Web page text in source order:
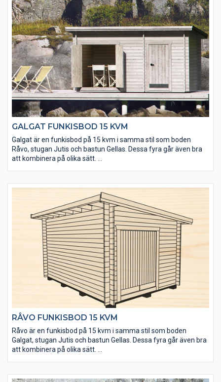
• Virket är av tålig senvuxen fura och rejält dimensionerat
• Robusta takåsar (45×145 mm) för extra bärighet
• Levereras med dubbeldörr
• Fönster och extra timmervarv kan köpas till
• Takpaket med eller utan shingel kan köpas till
GALGAT FUNKISBOD 15 KVM
Galgat är en funkisbod på 15 kvm i samma stil som boden
Råvo, stugan Jutis och bastun Gellas. Dessa fyra går även bra
att kombinera på olika sätt.
• Isolerpaket kan köpas till
• Taket utgörs av en slätspontspanel som är ändspontad
• Takpanelen är möbeltorr för god formstabilitet
• Virket är av tålig senvuxen fura och rejält dimensionerat
(45x145 mm)
• Levereras med enkel- och dubbeldörr
• Fönster kan köpas till för enkel eftermontering
• Extra timmervarv kan köpas till
• Takpaket med eller utan shingel kan köpas till
RÅVO FUNKISBOD 15 KVM
Råvo är en funkisbod på 15 kvm i samma stil som boden
Galgat, stugan Jutis och bastun Gellas. Dessa fyra går även bra
att kombinera på olika sätt.
• Isolerpaket kan köpas till